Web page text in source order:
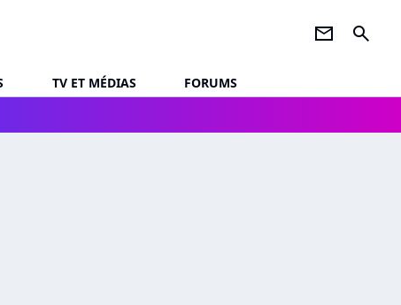
newsletter search
TV ET MÉDIAS
FORUMS